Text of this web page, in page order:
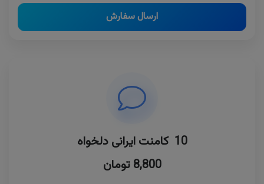
ارسال سفارش
10 کامنت ایرانی دلخواه
8,800 تومان